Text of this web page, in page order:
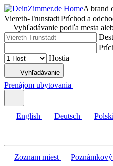
A brand
Viereth-Trunstadt|Príchod a
Vyhľadávanie podľa mesta
Hostia
Vyhľadávanie
Prenájom ubytovania
English Deutsch Polski
Zoznam miest